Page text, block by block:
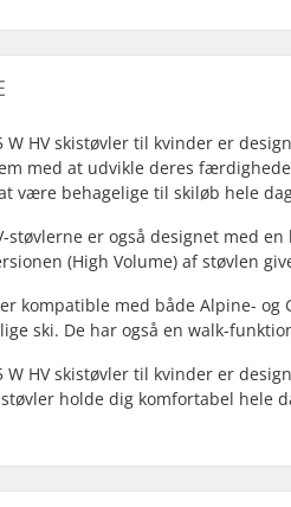
W HV skistøvler til kvinder er
med at udvikle deres
være behagelige til skiløb hele
støvlerne er også designet med
(High Volume) af støvlen
kompatible med både Alpine-
ski. De har også en walk-
W HV skistøvler til kvinder er
holde dig komfortabel hele